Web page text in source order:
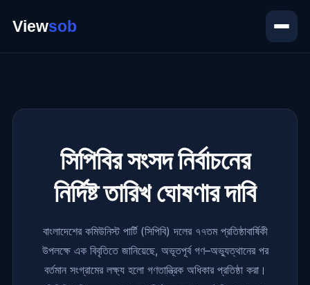
সিপিবির সংসদ নির্বাচনের
নির্দিষ্ট তারিখ ঘোষণার দাবি
বাংলাদেশের কমিউনিস্ট পার্টি (সিপিবি) দলের ৭৭তম প্রতিষ্ঠাবার্ষিকী
উপলক্ষে এক বিবৃতিতে জানিয়েছে, অভূতপূর্ব গণ–অভ্যুত্থানের পর
বর্তমান সংগ্রামের লক্ষ্য হলো গণতান্ত্রিক অধিকার প্রতিষ্ঠা করা।